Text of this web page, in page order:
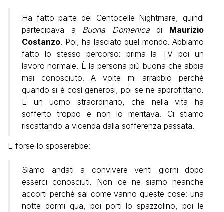
Ha fatto parte dei Centocelle Nightmare, quindi
partecipava a Buona Domenicadi Maurizio
Costanzo. Poi, ha lasciato quel mondo. Abbiamo
fatto lo stesso percorso: prima la TV poi un
lavoro normale. È la persona più buona che abbia
mai conosciuto. A volte mi arrabbio perché
quando si è così generosi, poi se ne approfittano.
È un uomo straordinario, che nella vita ha
sofferto troppo e non lo meritava. Ci stiamo
riscattando a vicenda dalla sofferenza passata.
E forse lo sposerebbe:
Siamo andati a convivere venti giorni dopo
esserci conosciuti. Non ce ne siamo neanche
accorti perché sai come vanno queste cose: una
notte dormi qua, poi porti lo spazzolino, poi le